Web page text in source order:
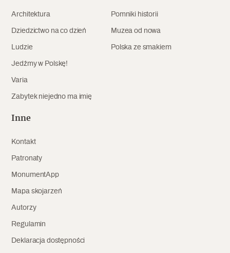
Popularne
Architektura
Dziedzictwo na co dzień
Ludzie
Jedźmy w Polskę!
Varia
Zabytek niejedno ma imię
Pomniki historii
Muzea od nowa
Polska ze smakiem
Inne
Kontakt
Patronaty
MonumentApp
Mapa skojarzeń
Autorzy
Regulamin
Deklaracja dostępności